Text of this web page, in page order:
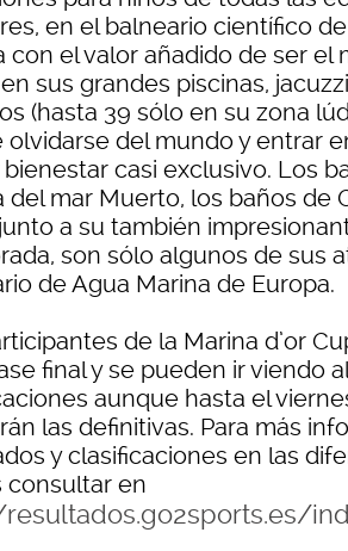
en el balneario científico
con el valor añadido de ser el
sus grandes piscinas,
(hasta 39 sólo en su zona
olvidarse del mundo y entrar
bienestar casi exclusivo. Los
del mar Muerto, los baños de
a su también
son sólo algunos de sus
de Agua Marina de Europa.
de la Marina d’or
final y se pueden ir viendo
aunque hasta el
las definitivas. Para más
y clasificaciones en las
consultar en